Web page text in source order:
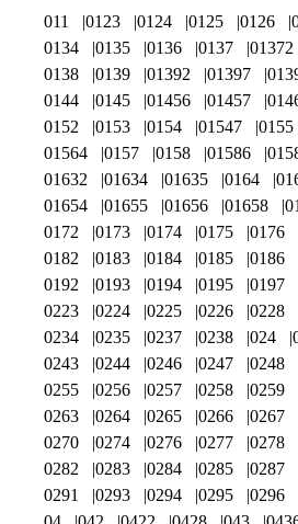
011 0123 0124 0125 0126
0134
0135 0136 0137 01372
0138
0139 01392 01397
0144
0145 01456 01457
0152
0153 0154 01547 0155
01564
0157 0158 01586
01632
01634 01635 0164
01654
01655 01656 01658
0172
0173 0174 0175 0176
0182
0183 0184 0185 0186
0192
0193 0194 0195 0197
0223
0224 0225 0226 0228
0234
0235 0237 0238 024
0243
0244 0246 0247 0248
0255
0256 0257 0258 0259
0263
0264 0265 0266 0267
0270
0274 0276 0277 0278
0282
0283 0284 0285 0287
0291
0293 0294 0295 0296